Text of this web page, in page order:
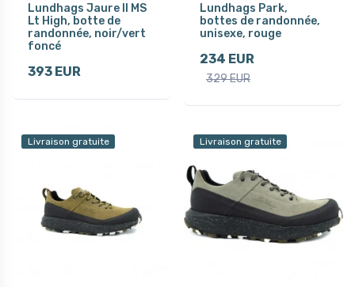
Lundhags Jaure II MS
Lt High, botte de
randonnée, noir/vert
foncé
393 EUR
Lundhags Park,
bottes de randonnée,
unisexe, rouge
234 EUR
329 EUR
Livraison gratuite Livraison gratuite